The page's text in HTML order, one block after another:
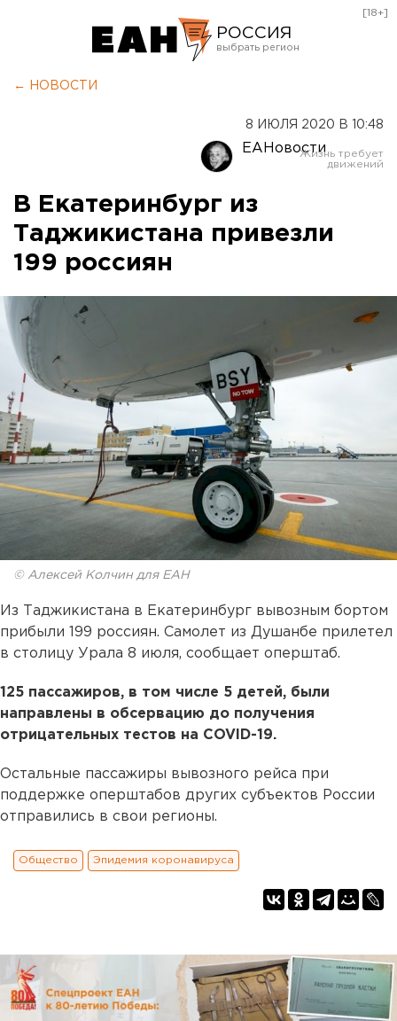
РОССИЯ
Оренбург
[18+]
← НОВОСТИ
8 ИЮЛЯ 2020 В 10:48
ЕАНовости
В Екатеринбург из
Таджикистана привезли
199 россиян
© Алексей Колчин для ЕАН
Из Таджикистана в Екатеринбург вывозным бортом
прибыли 199 россиян. Самолет из Душанбе прилетел
в столицу Урала 8 июля, сообщает оперштаб.
125 пассажиров, в том числе 5 детей, были
направлены в обсервацию до получения
отрицательных тестов на COVID-19.
Остальные пассажиры вывозного рейса при
поддержке оперштабов других субъектов России
отправились в свои регионы.
Общество Эпидемия коронавируса